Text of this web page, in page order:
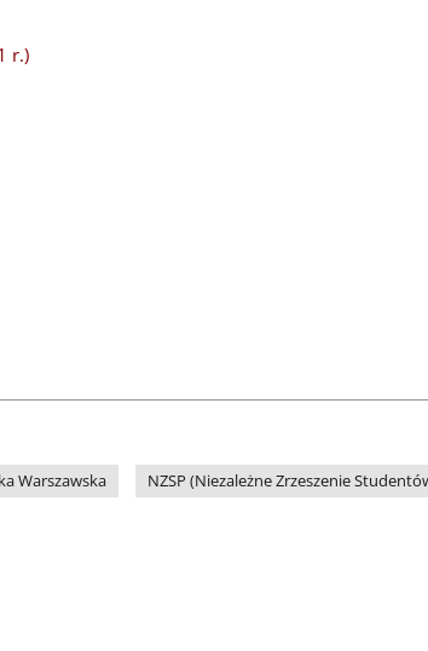
r.)
Warszawska
NZSP (Niezależne Zrzeszenie